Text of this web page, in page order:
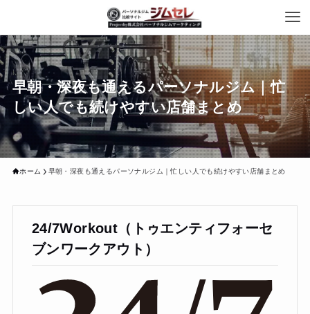
早朝・深夜も通えるパーソナルジム｜忙
しい人でも続けやすい店舗まとめ
ホーム 早朝・深夜も通えるパーソナルジム｜忙しい人でも続けやすい店舗まとめ
24/7Workout（トゥエンティフォーセ
ブンワークアウト）